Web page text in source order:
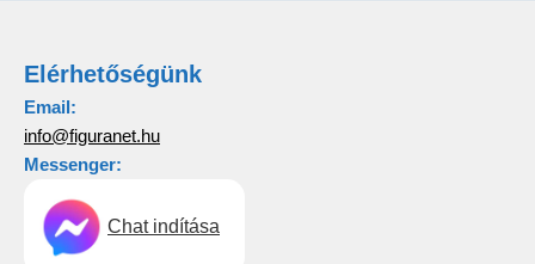
Elérhetőségünk
Email:
info@figuranet.hu
Messenger:
Chat indítása